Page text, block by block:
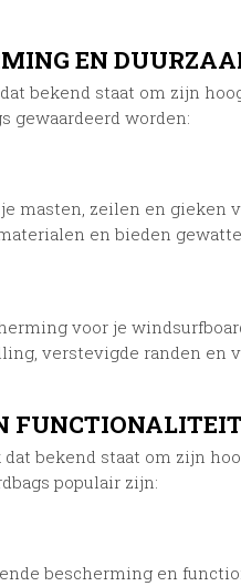
EN
bekend staat om zijn
gewaardeerd worden:
masten, zeilen en gieken
en bieden
voor je
verstevigde randen en
FUNCTIONALITEIT
bekend staat om zijn
populair zijn:
bescherming en